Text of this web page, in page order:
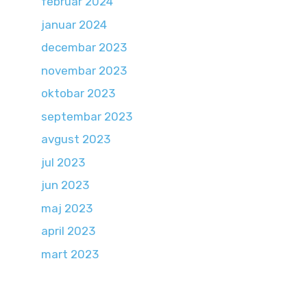
januar 2024
decembar 2023
novembar 2023
oktobar 2023
septembar 2023
avgust 2023
jul 2023
jun 2023
maj 2023
april 2023
mart 2023